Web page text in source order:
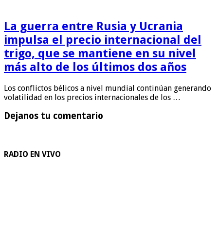
La guerra entre Rusia y Ucrania
impulsa el precio internacional del
trigo, que se mantiene en su nivel
más alto de los últimos dos años
Los conflictos bélicos a nivel mundial continúan generando
volatilidad en los precios internacionales de los …
Dejanos tu comentario
RADIO EN VIVO